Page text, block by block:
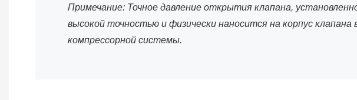
Примечание: Точное давление открытия клапана,
высокой точностью и физически наносится на корпус
компрессорной системы.